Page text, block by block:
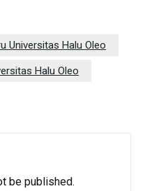
Universitas Halu Oleo
Halu Oleo
be published.